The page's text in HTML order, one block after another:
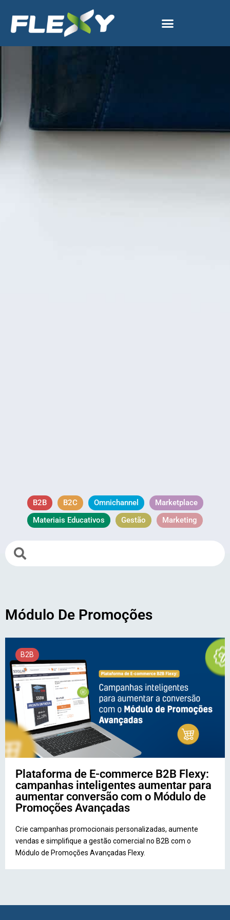
B2B B2C Omnichannel
Marketplace
Materiais Educativos
Gestão Marketing
Módulo De Promoções
B2B
Plataforma de E-commerce B2B Flexy:
campanhas inteligentes aumentar para
aumentar conversão com o Módulo de
Promoções Avançadas
Crie campanhas promocionais personalizadas, aumente
vendas e simplifique a gestão comercial no B2B com o
Módulo de Promoções Avançadas Flexy.